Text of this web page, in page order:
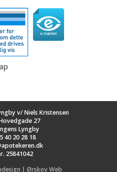
v/ Niels Kristensen
27
Lyngby
40 20 28 18
25841042
| Ørskov Web